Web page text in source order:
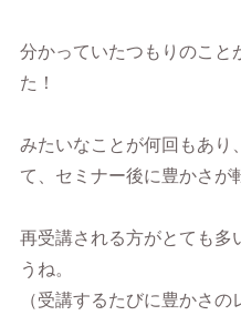
分かっていたつもりのこと
た！
みたいなことが何回もあり
て、セミナー後に豊かさが
再受講される方がとても多
うね。
（受講するたびに豊かさの